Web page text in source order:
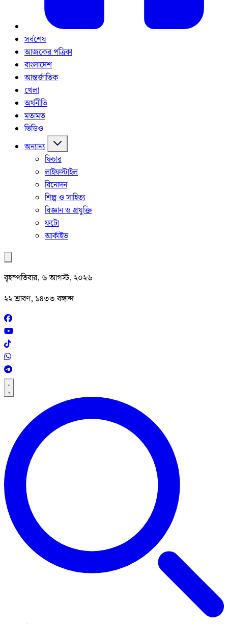
সর্বশেষ
আজকের পত্রিকা
বাংলাদেশ
আন্তর্জাতিক
খেলা
অর্থনীতি
মতামত
ভিডিও
অন্যান্য
ফিচার
লাইফস্টাইল
বিনোদন
শিল্প ও সাহিত্য
বিজ্ঞান ও প্রযুক্তি
ফটো
আর্কাইভ
বৃহস্পতিবার, ৬ আগস্ট, ২০২৬
২২ শ্রাবণ, ১৪৩৩ বঙ্গাব্দ